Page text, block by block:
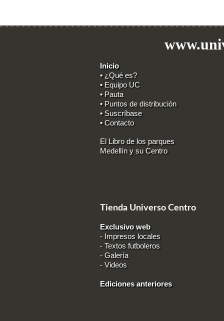
Inicio
• ¿Qué es?
• Equipo UC
• Pauta
• Puntos de distribución
• Suscríbase
• Contacto
El Libro de los parques
Medellín y su Centro
Tienda Universo Centro
Exclusivo web
- Impresos locales
- Textos futboleros
-Galería
-Videos
Ediciones anteriores